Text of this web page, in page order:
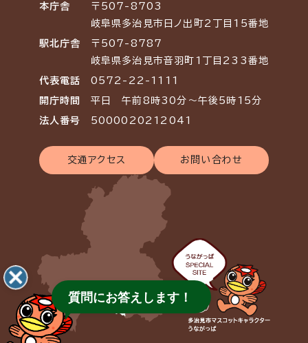
本庁舎
〒507-8703
岐阜県多治見市日ノ出町2丁目15番地
駅北庁舎
〒507-8787
岐阜県多治見市音羽町1丁目233番地
代表電話 0572-22-1111
開庁時間 平日 午前8時30分～午後5時15分
法人番号 5000020212041
交通アクセス お問い合わせ
質問にお答えします！